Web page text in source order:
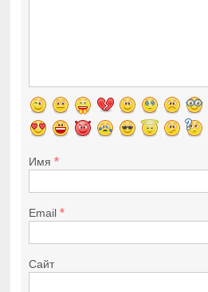
Имя*
Email*
Сайт